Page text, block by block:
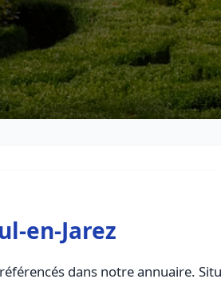
en-Jarez
référencés dans notre annuaire.